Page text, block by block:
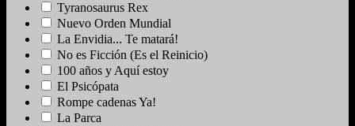
Tyranosaurus Rex
Nuevo Orden Mundial
La Envidia... Te matará!
No es Ficción (Es el Reinicio)
100 años y Aquí estoy
El Psicópata
Rompe cadenas Ya!
La Parca